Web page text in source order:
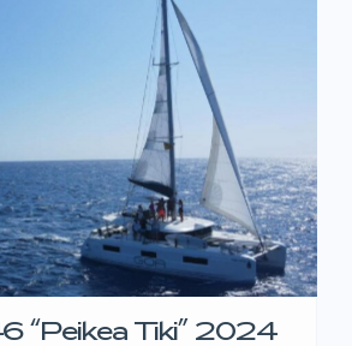
“Peikea Tiki” 2024